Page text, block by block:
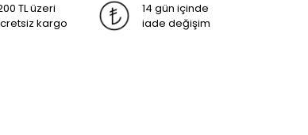
TL üzeri
kargo
14 gün içinde
iade değişim